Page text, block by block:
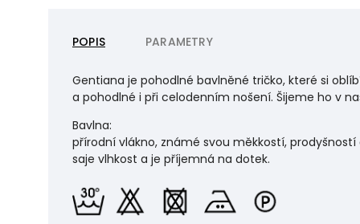
POPIS PARAMETRY
Gentiana je pohodlné bavlněné tričko, které si
a pohodlné i při celodenním nošení. Šijeme ho v
Bavlna:
přírodní vlákno, známé svou měkkostí,
saje vlhkost a je příjemná na dotek.